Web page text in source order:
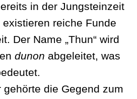
in der Jungsteinzeit
reiche Funde
Der Name „Thun“ wird
dunon abgeleitet, was
gehörte die Gegend zum